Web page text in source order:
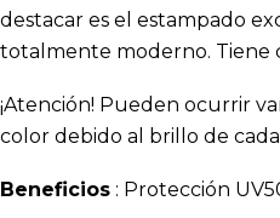
destacar es el estampado
totalmente moderno. Tiene
¡Atención! Pueden ocurrir
color debido al brillo de
Beneficios : Protección